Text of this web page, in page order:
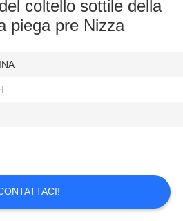
coltello sottile della
piega pre Nizza